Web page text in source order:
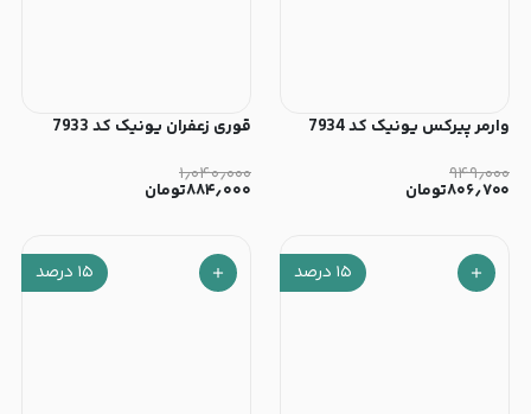
وارمر پیرکس یونیک کد 7934
۹۴۹٫۰۰۰
۸۰۶٫۷۰۰تومان
قوری زعفران یونیک کد 7933
۱٫۰۴۰٫۰۰۰
۸۸۴٫۰۰۰تومان
۱۵ درصد ۱۵ درصد